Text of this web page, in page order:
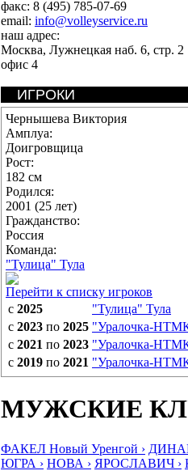
факс: 8 (495) 785-07-69
email: info@volleyservice.ru
наш адрес:
Москва, Лужнецкая наб. 6, стр. 2
офис 4
ИГРОКИ
Чернышева Виктория
Амплуа:
Доигровщица
Рост:
182 см
Родился:
2001 (25 лет)
Гражданство:
Россия
Команда:
"Тулица" Тула
Перейти к списку игроков
с 2025 "Тулица" Тула
с 2023 по 2025 "Уралочка-
с 2021 по 2023 "Уралочка-
с 2019 по 2021 "Уралочка-
МУЖСКИЕ
ФАКЕЛ Новый Уренгой ›
ЮГРА › НОВА › ЯРОСЛАВИЧ ›